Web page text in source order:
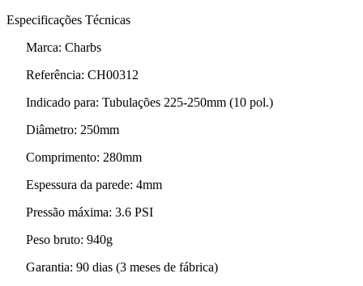
Especificações Técnicas
Marca: Charbs
Referência: CH00312
Indicado para: Tubulações 225-250mm (10 pol.)
Diâmetro: 250mm
Comprimento: 280mm
Espessura da parede: 4mm
Pressão máxima: 3.6 PSI
Peso bruto: 940g
Garantia: 90 dias (3 meses de fábrica)